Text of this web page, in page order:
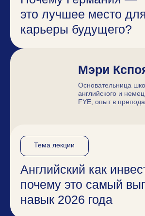
на сумму более 100 000 рублей
ВСЕ УЧАСТНИКИ
КОНФЕРЕНЦИИ
ПОЛУЧАТ ПОДАРКИ
Эксклюзивные условия на
сопровождение поступления в
Европу с нами:возможность